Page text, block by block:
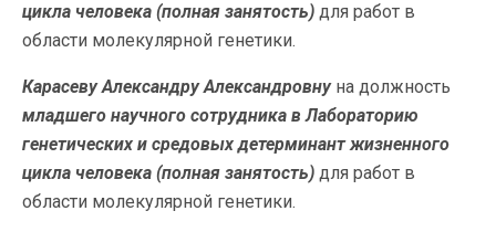
цикла человека (полная занятость) для работ в
области молекулярной генетики.
Карасеву Александру Александровну на должность
младшего научного сотрудника в Лабораторию
генетических и средовых детерминант жизненного
цикла человека (полная занятость) для работ в
области молекулярной генетики.